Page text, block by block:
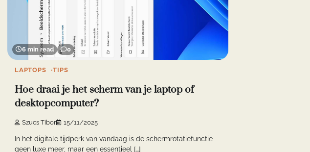
6 min read 0
LAPTOPS TIPS
Hoe draai je het scherm van je laptop of
desktopcomputer?
Szucs Tibor 15/11/2025
In het digitale tijdperk van vandaag is de schermrotatiefunctie
geen luxe meer, maar een essentieel […]